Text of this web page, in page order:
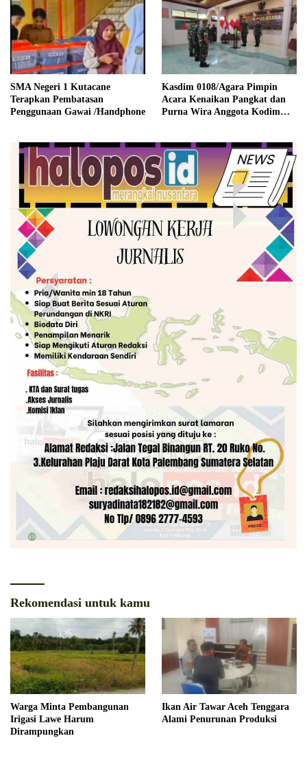
SMA Negeri 1 Kutacane
Terapkan Pembatasan
Penggunaan Gawai /Handphone
Kasdim 0108/Agara Pimpin
Acara Kenaikan Pangkat dan
Purna Wira Anggota Kodim
Rekomendasi untuk kamu
Warga Minta Pembangunan
Irigasi Lawe Harum
Dirampungkan
Ikan Air Tawar Aceh Tenggara
Alami Penurunan Produksi